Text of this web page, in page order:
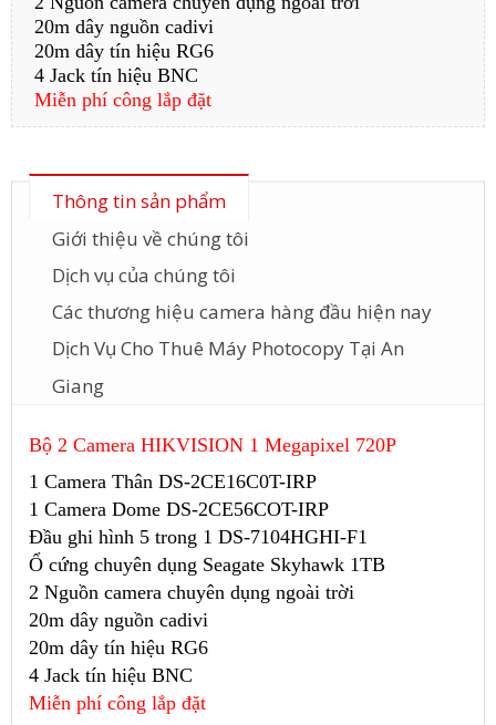
20m dây nguồn cadivi
20m dây tín hiệu RG6
4 Jack tín hiệu BNC
Miễn phí công lắp đặt
Thông tin sản phẩm
Giới thiệu về chúng tôi
Dịch vụ của chúng tôi
Các thương hiệu camera hàng đầu hiện nay
Dịch Vụ Cho Thuê Máy Photocopy Tại An
Giang
Bộ 2 Camera HIKVISION 1 Megapixel 720P
1 Camera Thân DS-2CE16C0T-IRP
1 Camera Dome DS-2CE56COT-IRP
Đầu ghi hình 5 trong 1 DS-7104HGHI-F1
Ổ cứng chuyên dụng Seagate Skyhawk 1TB
2 Nguồn camera chuyên dụng ngoài trời
20m dây nguồn cadivi
20m dây tín hiệu RG6
4 Jack tín hiệu BNC
Miễn phí công lắp đặt